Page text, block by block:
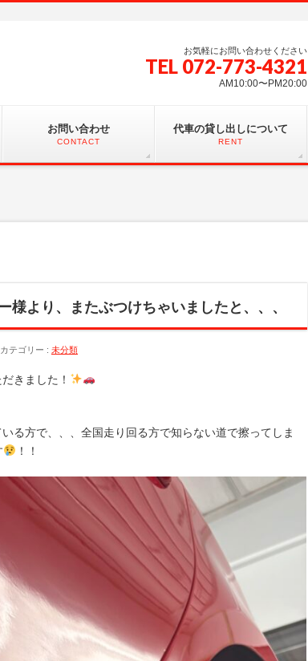
お気軽にお問い合わせください
TEL 072-773-4321
AM10:00〜PM20:00
お問い合わせ
CONTACT
代車の貸し出しについて
RENT
より、またぶつけちゃいましたと、、、
カテゴリー : 未分類
きました！
る方で、、、全国走り回る方で知らない道で擦ってしま
！！